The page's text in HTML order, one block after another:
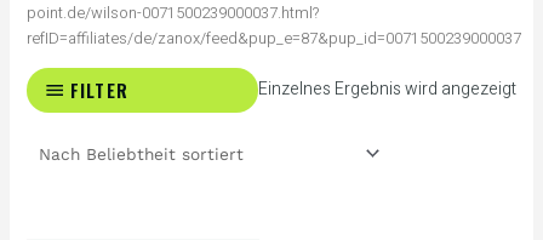
point.de/wilson-0071500239000037.html?
refID=affiliates/de/zanox/feed&pup_e=87&pup_id=0071500239000037
FILTER Einzelnes Ergebnis wird angezeigt